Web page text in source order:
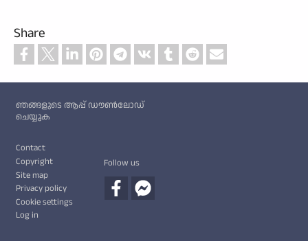
Share
ഞങ്ങളുടെ ആപ്പ് ഡൗൺലോഡ്
ചെയ്യുക
Footer
Contact
Copyright
Site map
Privacy policy
Cookie settings
Log in
Follow us